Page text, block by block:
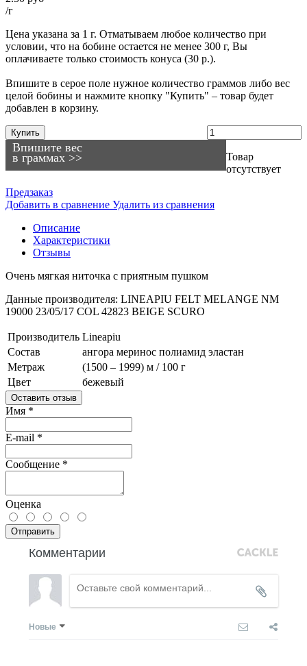
/г
Цена указана за 1 г. Отматываем любое количество при
условии, что на бобине остается не менее 300 г, Вы
оплачиваете только стоимость конуса (30 р.).
Впишите в серое поле нужное количество граммов либо вес
целой бобины и нажмите кнопку "Купить" – товар будет
добавлен в корзину.
Впишите вес
в граммах >>
Купить
Товар
отсутствует
Предзаказ
Добавить в сравнение Удалить из сравнения
Описание
Характеристики
Отзывы
Очень мягкая ниточка с приятным пушком
Данные производителя: LINEAPIU FELT MELANGE NM
19000 23/05/17 COL 42823 BEIGE SCURO
Производитель Lineapiu
Состав
ангора меринос полиамид эластан
Метраж
(1500 – 1999) м / 100 г
Цвет
бежевый
Оставить отзыв
Имя *
E-mail *
Сообщение *
Оценка
Отправить
Комментарии
Новые